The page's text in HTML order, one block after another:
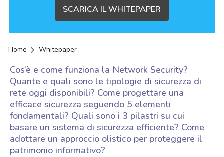
SCARICA IL WHITEPAPER
Home Whitepaper
Cos’è e come funziona la Network Security?
Quante e quali sono le tipologie di sicurezza di
rete oggi disponibili? Come progettare una
efficace sicurezza seguendo 5 elementi
fondamentali? Quali sono i 3 pilastri su cui
basare un sistema di sicurezza efficiente? Come
adottare un approccio olistico per proteggere il
patrimonio informativo?